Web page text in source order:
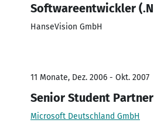
Softwareentwickler
HanseVision GmbH
11 Monate, Dez. 2006 - Okt. 2007
Senior Student Partner
Microsoft Deutschland GmbH